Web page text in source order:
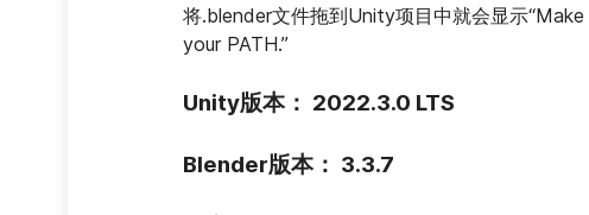
将.blender文件拖到Unity项目中就会显示
your PATH.”
Unity版本： 2022.3.0 LTS
Blender版本： 3.3.7